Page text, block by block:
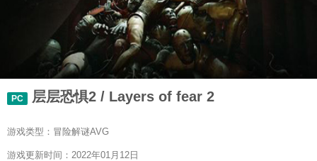
PC 层层恐惧2 / Layers of fear 2
游戏类型：冒险解谜AVG
游戏更新时间：2022年01月12日